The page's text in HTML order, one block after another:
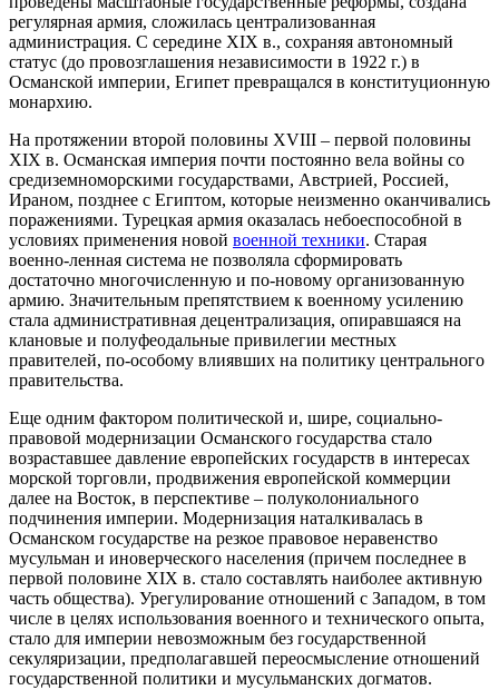
регулярная армия, сложилась централизованная
администрация. С середине XIX в., сохраняя автономный
статус (до провозглашения независимости в 1922 г.) в
Османской империи, Египет превращался в конституционную
монархию.
На протяжении второй половины XVIII – первой половины
XIX в. Османская империя почти постоянно вела войны со
средиземноморскими государствами, Австрией, Россией,
Ираном, позднее с Египтом, которые неизменно оканчивались
поражениями. Турецкая армия оказалась небоеспособной в
условиях применения новой военной техники. Старая
военно-ленная система не позволяла сформировать
достаточно многочисленную и по-новому организованную
армию. Значительным препятствием к военному усилению
стала административная децентрализация, опиравшаяся на
клановые и полуфеодальные привилегии местных
правителей, по-особому влиявших на политику центрального
правительства.
Еще одним фактором политической и, шире, социально-
правовой модернизации Османского государства стало
возраставшее давление европейских государств в интересах
морской торговли, продвижения европейской коммерции
далее на Восток, в перспективе – полуколониального
подчинения империи. Модернизация наталкивалась в
Османском государстве на резкое правовое неравенство
мусульман и иноверческого населения (причем последнее в
первой половине XIX в. стало составлять наиболее активную
часть общества). Урегулирование отношений с Западом, в том
числе в целях использования военного и технического опыта,
стало для империи невозможным без государственной
секуляризации, предполагавшей переосмысление отношений
государственной политики и мусульманских догматов.